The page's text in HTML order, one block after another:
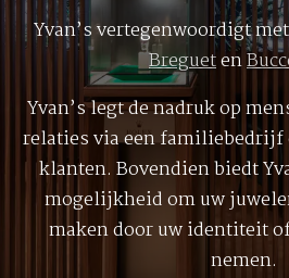
Yvan’s vertegenwoordigt
Bregueten
Yvan’s legt de nadruk op
relaties via een
klanten. Bovendien biedt
mogelijkheid om uw
maken door uw identiteit
nemen.